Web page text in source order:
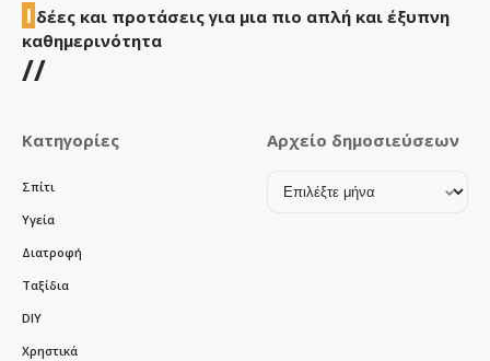
Ι δέες και προτάσεις για μια πιο απλή και έξυπνη
καθημερινότητα
//
Κατηγορίες
Σπίτι
Υγεία
Διατροφή
Ταξίδια
DIY
Χρηστικά
Αρχείο δημοσιεύσεων
Αρχείο